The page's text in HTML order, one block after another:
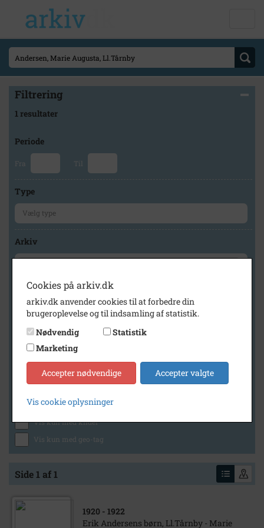
Filtrering
1 resultater
Periode
Fra Til
Type
Arkiv
Geografi
Generelt
Vis kun med billeder
Vis kun med lydklip
Vis kun med kilder
Vis kun med geo-tag
Side 1 af 1
1920 - 1922
Erik Andersens børn, Ll.Tårnby - Marie
Cookies på arkiv.dk
arkiv.dk anvender cookies til at forbedre din
brugeroplevelse og til indsamling af statistik.
Nødvendig
Statistik
Marketing
Accepter nødvendige Accepter valgte
Vis cookie oplysninger